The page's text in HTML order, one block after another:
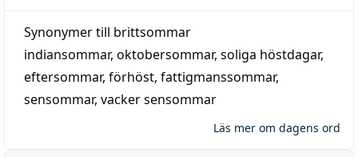
Synonymer till brittsommar
indiansommar, oktobersommar, soliga höstdagar,
eftersommar, förhöst, fattigmanssommar,
sensommar, vacker sensommar
Läs mer om dagens ord